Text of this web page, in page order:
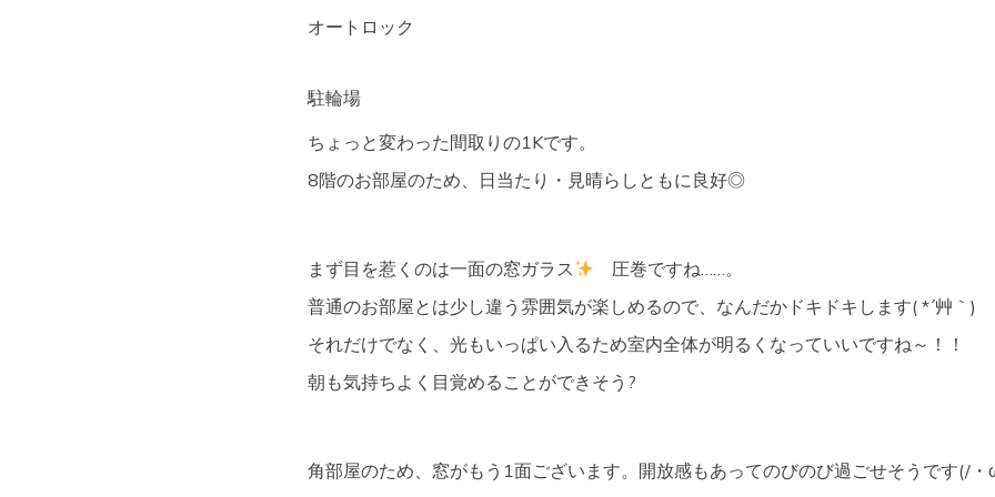
オートロック
駐輪場
ちょっと変わった間取りの1Kです。
8階のお部屋のため、日当たり・見晴らしともに良好◎
まず目を惹くのは一面の窓ガラス
圧巻ですね……。
普通のお部屋とは少し違う雰囲気が楽しめるので、なんだかドキドキします( *´艸｀)
それだけでなく、光もいっぱい入るため室内全体が明るくなっていいですね～！！
朝も気持ちよく目覚めることができそう?
角部屋のため、窓がもう1面ございます。開放感もあってのびのび過ごせそうです(/